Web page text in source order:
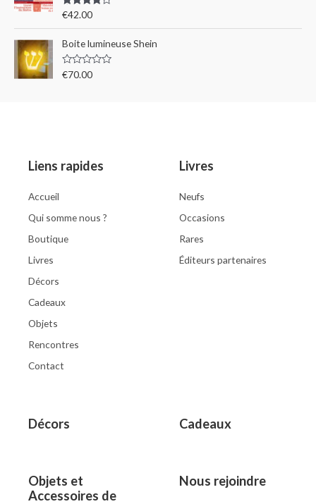
Rated
of 5
€42.00
Boite lumineuse Shein
R
f
5
€70.00
Liens rapides
Accueil
Qui somme nous ?
Boutique
Livres
Décors
Cadeaux
Objets
Rencontres
Contact
Livres
Neufs
Occasions
Rares
Éditeurs partenaires
Décors Cadeaux
Objets et
Accessoires de
Nous rejoindre